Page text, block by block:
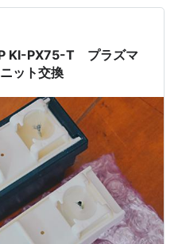
かなり変わります。 この
べたいポイントに合わせ
とめています。 …
KI-PX75-T プラズマ
ット交換